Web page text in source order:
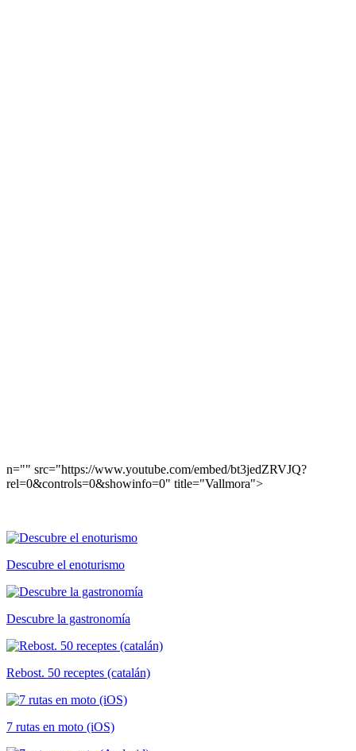
n="" src="https://www.youtube.com/embed/bt3jedZRVJQ?
rel=0&controls=0&showinfo=0" title="Vallmora">
Descubre el enoturismo
Descubre la gastronomía
Rebost. 50 receptes (catalán)
7 rutas en moto (iOS)